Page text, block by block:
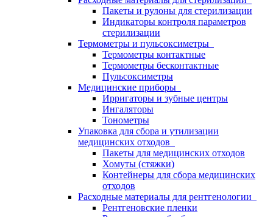
Пакеты и рулоны для стерилизации
Индикаторы контроля параметров
стерилизации
Термометры и пульсоксиметры
Термометры контактные
Термометры бесконтактные
Пульсоксиметры
Медицинские приборы
Ирригаторы и зубные центры
Ингаляторы
Тонометры
Упаковка для сбора и утилизации
медицинских отходов
Пакеты для медицинских отходов
Хомуты (стяжки)
Контейнеры для сбора медицинских
отходов
Расходные материалы для рентгенологии
Рентгеновские пленки